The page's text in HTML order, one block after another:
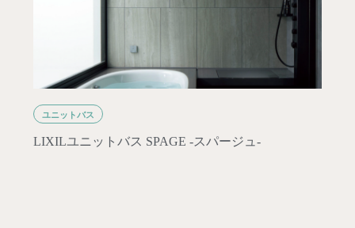
ユニットバス
LIXILユニットバス SPAGE -スパージュ-